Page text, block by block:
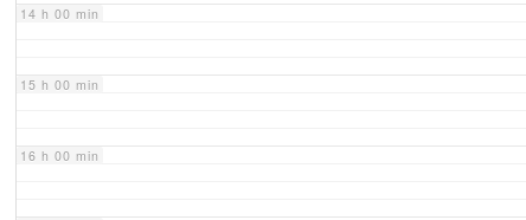
14 h 00 min
15 h 00 min
16 h 00 min